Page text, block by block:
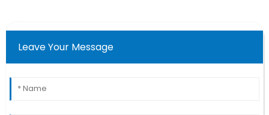
Leave Your Message